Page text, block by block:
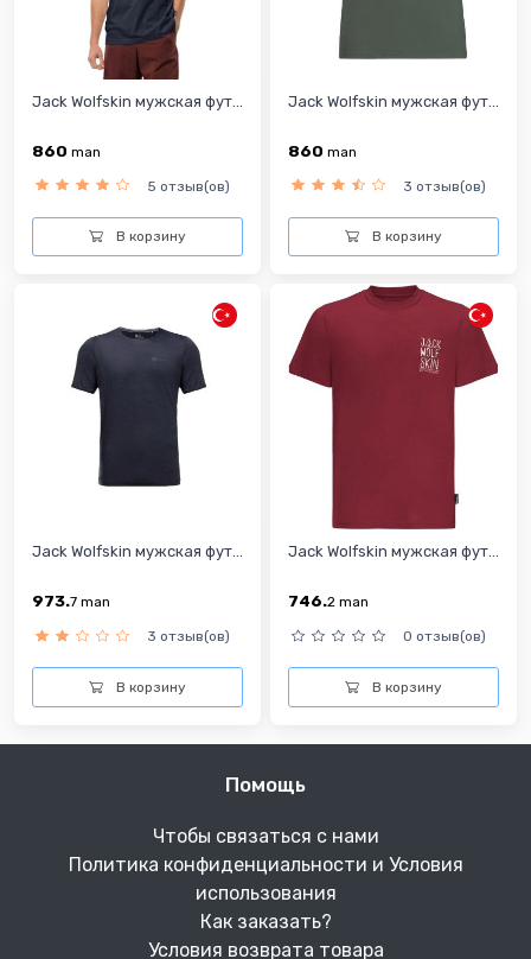
Jack Wolfskin мужская фут...
860 man
5 отзыв(ов)
В корзину
Jack Wolfskin мужская фут...
860 man
3 отзыв(ов)
В корзину
Jack Wolfskin мужская фут...
973.7 man
3 отзыв(ов)
В корзину
Jack Wolfskin мужская фут...
746.2 man
0 отзыв(ов)
В корзину
Помощь
Чтобы связаться с нами
Политика конфиденциальности и Условия
использования
Как заказать?
Условия возврата товара